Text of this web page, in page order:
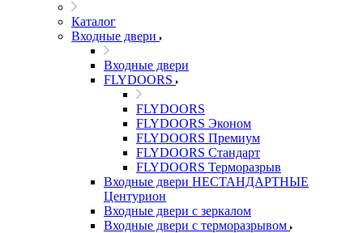
Каталог
Входные двери
Входные двери
FLYDOORS
FLYDOORS
FLYDOORS Эконом
FLYDOORS Премиум
FLYDOORS Стандарт
FLYDOORS Терморазрыв
Входные двери НЕСТАНДАРТНЫЕ
Центурион
Входные двери с зеркалом
Входные двери с терморазрывом